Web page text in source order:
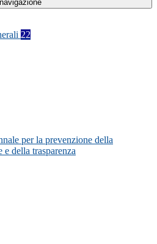
navigazione
22
per la prevenzione della
e della trasparenza